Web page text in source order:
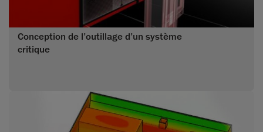
Conception de l’outillage d’un système
critique